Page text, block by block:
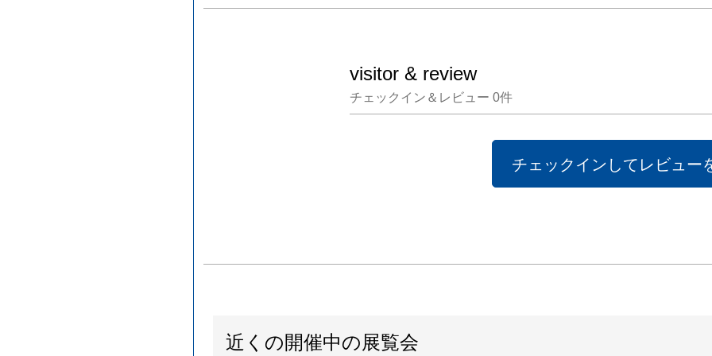
visitor & review
チェックイン＆レビュー 0件
チェックインしてレビュー
近くの開催中の展覧会